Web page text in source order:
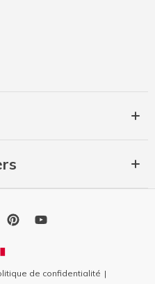
de confidentialité